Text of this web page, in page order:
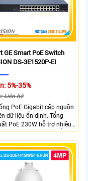
GE Smart PoE Switch
DS-3E1520P-EI
5%-35%
Liên hệ
PoE Gigabit cấp nguồn
dữ liệu ổn định. Tổng
PoE 230W hỗ trợ nhiều
lúc. Tốc độ chuyển
đảm bảo hiệu suất
định. Hỗ trợ truyền PoE xa
300m cho hệ thống